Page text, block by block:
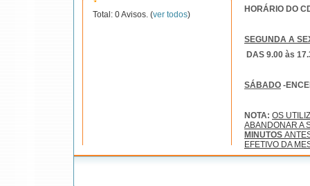
Total: 0 Avisos. (ver todos)
HORÁRIO DO
SEGUNDA A
DAS 9.00 às
SÁBADO -
NOTA: OS
ABANDONAR A
MINUTOS
EFETIVO DA